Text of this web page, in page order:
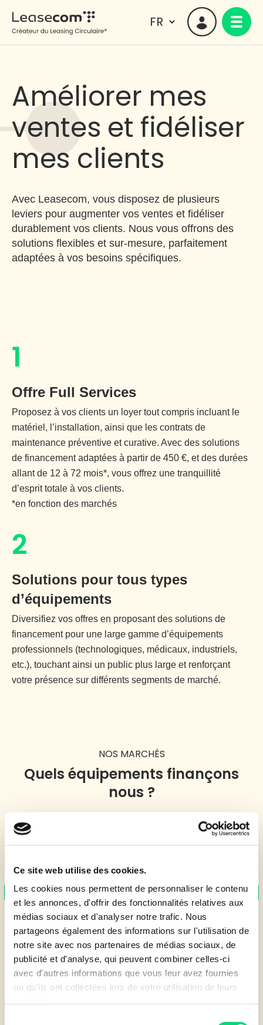
Ce site web utilise des cookies.
Les cookies nous permettent de personnaliser le contenu
et les annonces, d'offrir des fonctionnalités relatives aux
médias sociaux et d'analyser notre trafic. Nous
partageons également des informations sur l'utilisation de
notre site avec nos partenaires de médias sociaux, de
publicité et d'analyse, qui peuvent combiner celles-ci
avec d'autres informations que vous leur avez fournies
ou qu'ils ont collectées lors de votre utilisation de leurs
Améliorer mes
ventes et fidéliser
mes clients
Avec Leasecom, vous disposez de plusieurs
leviers pour augmenter vos ventes et fidéliser
durablement vos clients. Nous vous offrons des
solutions flexibles et sur-mesure, parfaitement
adaptées à vos besoins spécifiques.
1
Offre Full Services
Proposez à vos clients un loyer tout compris incluant le
matériel, l’installation, ainsi que les contrats de
maintenance préventive et curative. Avec des solutions
de financement adaptées à partir de 450 €, et des durées
allant de 12 à 72 mois*, vous offrez une tranquillité
d’esprit totale à vos clients.
*en fonction des marchés
2
Solutions pour tous types
d’équipements
Diversifiez vos offres en proposant des solutions de
financement pour une large gamme d’équipements
professionnels (technologiques, médicaux, industriels,
etc.), touchant ainsi un public plus large et renforçant
votre présence sur différents segments de marché.
NOS MARCHÉS
Quels équipements finançons
nous ?
INFORMATIQUE & IT
Ne laissez pas le coût élevé des équipements freiner
votre transformation numérique. Grâce à Leasecom, la